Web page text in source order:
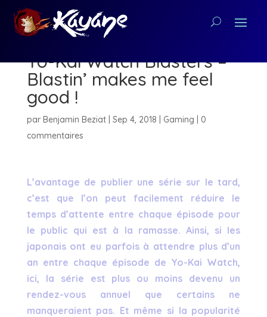
[Critique Nintendo 3DS]
Yo-Kai Watch Blasters –
Blastin’ makes me feel
good !
par Benjamin Beziat| Sep 4, 2018 Gaming
0
commentaires
L’avantage de publier une série sur le tard,
c’est que l’on peut facilement réduire le
temps d’attente entre chaque épisode pour
le public qui est à la ramasse. Ainsi, si les
japonais ont eu parfois à attendre plus d’un
an entre chaque épisode de Yo-Kai Watch,
ici, la série est plus ou moins devenu un
rendez-vous annuel que certains ne
manqueraient pas. Et même si la popularité